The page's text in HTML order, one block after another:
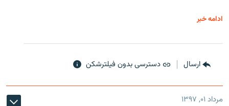
ادامه خبر
ارسال دسترسی بدون فیلترشکن
مرداد ۰۱, ۱۳۹۷